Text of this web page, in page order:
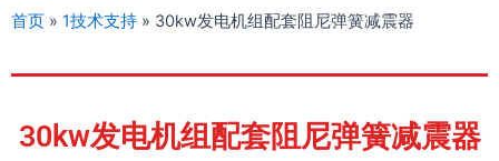
首页 » 1技术支持 » 30kw发电机组配套阻尼弹簧减震器
30kw发电机组配套阻尼弹簧减震器